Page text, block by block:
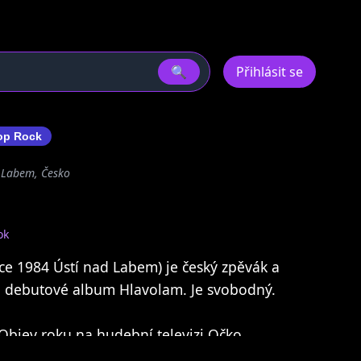
🔍 Přihlásit se
Rock
Česko
1984 Ústí nad Labem) je český zpěvák a
debutové album Hlavolam. Je svobodný.
roku na hudební televizi Očko.
zpěvák roku hudební televize Óčko.